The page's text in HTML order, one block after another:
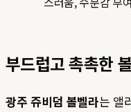
부드럽고 촉촉한
광주 쥬비덤 볼벨라는 앨